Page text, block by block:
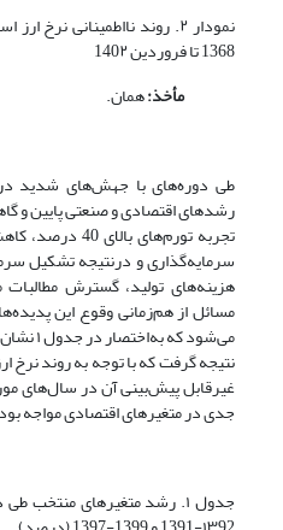
نمودار ۲. روند نااطمینانی
1368 تا فروردین 140۲
مأخذ:همان.
طی دوره‌های با جهش‌های شدید در
رشدهای اقتصادی و صنعتی پایین و
تجربه
سرمایه‌گذاری و درنتیجه تشکیل
هزینه‌های تولید، گسترش
مسائل از هم‌زمانی وقوع این
می‌شود
نتیجه گرفت که با توجه به روند نرخ
غیرقابل پیش‌بینی آن در سال‌های
جدی در متغیرهای اقتصادی مواجه